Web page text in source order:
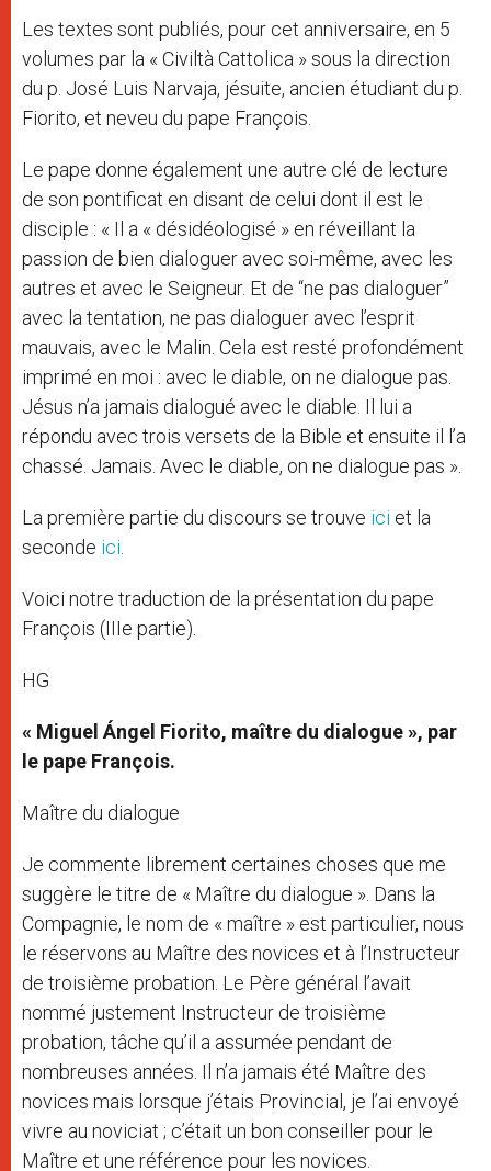
Les textes sont publiés, pour cet anniversaire, en 5
volumes par la « Civiltà Cattolica » sous la direction
du p. José Luis Narvaja, jésuite, ancien étudiant du p.
Fiorito, et neveu du pape François.
Le pape donne également une autre clé de lecture
de son pontificat en disant de celui dont il est le
disciple : « Il a « désidéologisé » en réveillant la
passion de bien dialoguer avec soi-même, avec les
autres et avec le Seigneur. Et de “ne pas dialoguer”
avec la tentation, ne pas dialoguer avec l’esprit
mauvais, avec le Malin. Cela est resté profondément
imprimé en moi : avec le diable, on ne dialogue pas.
Jésus n’a jamais dialogué avec le diable. Il lui a
répondu avec trois versets de la Bible et ensuite il l’a
chassé. Jamais. Avec le diable, on ne dialogue pas ».
La première partie du discours se trouve ici et la
seconde ici.
Voici notre traduction de la présentation du pape
François (IIIe partie).
HG
« Miguel Ángel Fiorito, maître du dialogue », par
le pape François.
Maître du dialogue
Je commente librement certaines choses que me
suggère le titre de « Maître du dialogue ». Dans la
Compagnie, le nom de « maître » est particulier, nous
le réservons au Maître des novices et à l’Instructeur
de troisième probation. Le Père général l’avait
nommé justement Instructeur de troisième
probation, tâche qu’il a assumée pendant de
nombreuses années. Il n’a jamais été Maître des
novices mais lorsque j’étais Provincial, je l’ai envoyé
vivre au noviciat ; c’était un bon conseiller pour le
Maître et une référence pour les novices.